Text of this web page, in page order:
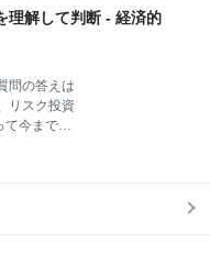
下さなけれ
もっと大切
れて「物理
本質的な
その辺の
質を見て
、リスクを
てに物理
のは確か
）判断を
理解して判断 - 経済的
問の答えは
リスク投資
て今まで定
と株とか
なくてもう
ないとい